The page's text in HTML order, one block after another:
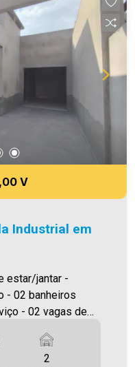
de corrigir
ortografia, bem
imagens. Fotos
V
Industrial em
estar/jantar -
- 02 banheiros
- 02 vagas de
carteiras de
2